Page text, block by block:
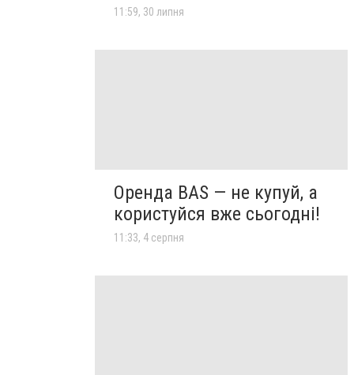
11:59, 30 липня
Оренда BAS — не купуй, а
користуйся вже сьогодні!
11:33, 4 серпня